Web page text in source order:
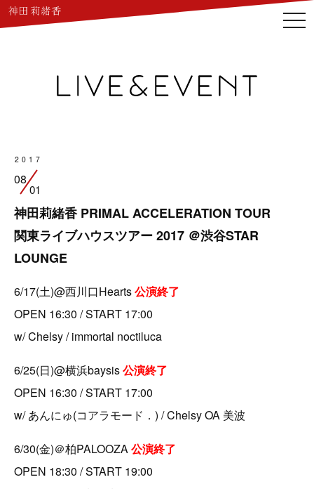
2017
08
01
神田莉緒香 PRIMAL ACCELERATION TOUR
関東ライブハウスツアー 2017 ＠渋谷STAR
LOUNGE
6/17(土)@西川口Hearts公演終了
OPEN 16:30 / START 17:00
w/ Chelsy / immortal noctiluca
6/25(日)@横浜baysis公演終了
OPEN 16:30 / START 17:00
w/ あんにゅ(コアラモード．) / Chelsy OA 美波
6/30(金)＠柏PALOOZA公演終了
OPEN 18:30 / START 19:00